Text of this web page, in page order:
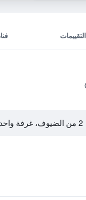
التقييمات
2 من الضيوف، غرفة واحدة